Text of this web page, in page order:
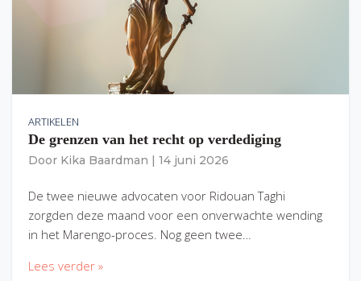
ARTIKELEN
De grenzen van het recht op verdediging
Door Kika Baardman 14 juni 2026
De twee nieuwe advocaten voor Ridouan Taghi
zorgden deze maand voor een onverwachte wending
in het Marengo-proces. Nog geen twee…
Lees verder »